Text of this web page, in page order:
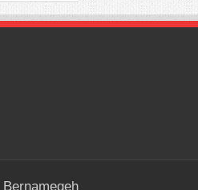
Bernamegeh